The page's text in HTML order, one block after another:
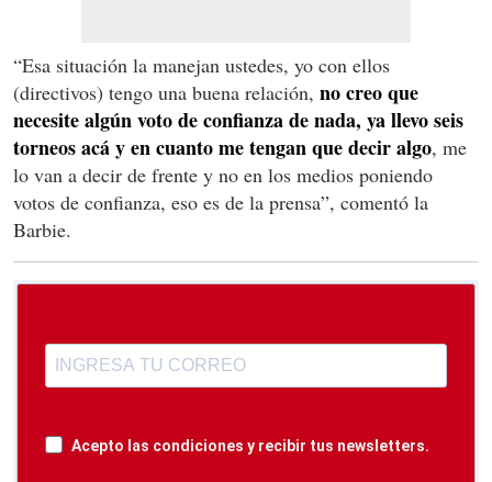
“Esa situación la manejan ustedes, yo con ellos
(directivos) tengo una buena relación, no creo que
necesite algún voto de confianza de nada, ya llevo seis
torneos acá y en cuanto me tengan que decir algo, me
lo van a decir de frente y no en los medios poniendo
votos de confianza, eso es de la prensa”, comentó la
Barbie.
Acepto las condiciones y recibir tus newsletters.